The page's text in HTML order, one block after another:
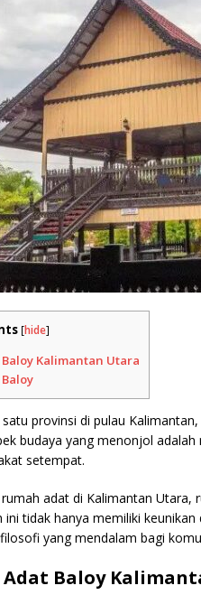
[hide]
Kalimantan Utara
provinsi di pulau
budaya yang menonjol
setempat.
adat di Kalimantan
ini tidak hanya memiliki
yang mendalam bagi
Baloy